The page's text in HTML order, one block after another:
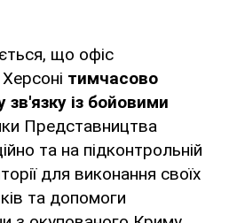
що офіс
тимчасово
із бойовими
Представництва
та на підконтрольній
для виконання своїх
та допомоги